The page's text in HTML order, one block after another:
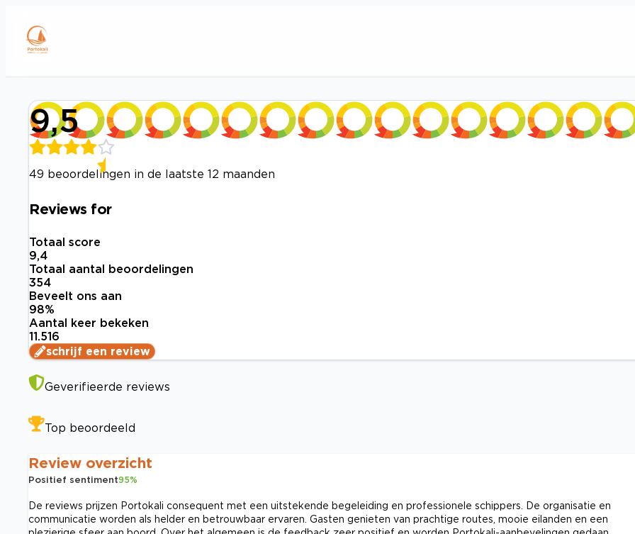
9,5
49 beoordelingen in de laatste 12 maanden
Reviews for
Totaal score
9,4
Totaal aantal beoordelingen
354
Beveelt ons aan
98%
Aantal keer bekeken
11.516
schrijf een review
Geverifieerde reviews
Top beoordeeld
Review overzicht
Positief sentiment95%
De reviews prijzen Portokali consequent met een uitstekende begeleiding en professionele schippers. De organisatie en
communicatie worden als helder en betrouwbaar ervaren. Gasten genieten van prachtige routes, mooie eilanden en een